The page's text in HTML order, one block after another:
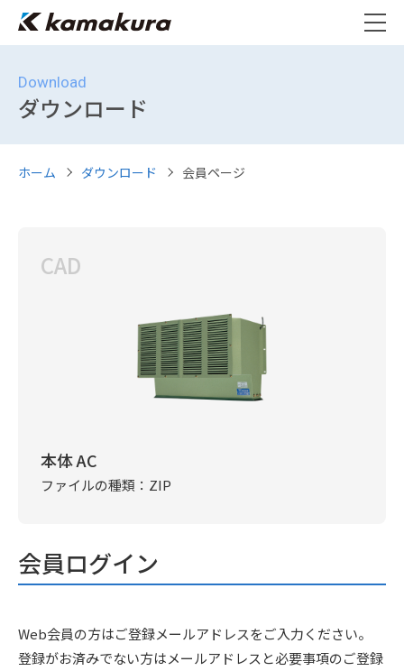
Download
ダウンロード
ホーム ダウンロード 会員ページ
本体 AC
ファイルの種類：ZIP
CAD
会員ログイン
Web会員の方はご登録メールアドレスをご入力ください。
登録がお済みでない方はメールアドレスと必要事項のご登録